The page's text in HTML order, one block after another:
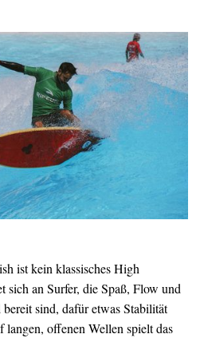
ist kein klassisches High
sich an Surfer, die Spaß, Flow und
sind, dafür etwas Stabilität
langen, offenen Wellen spielt das